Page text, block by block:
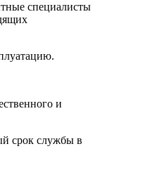
специалисты
и
срок службы в